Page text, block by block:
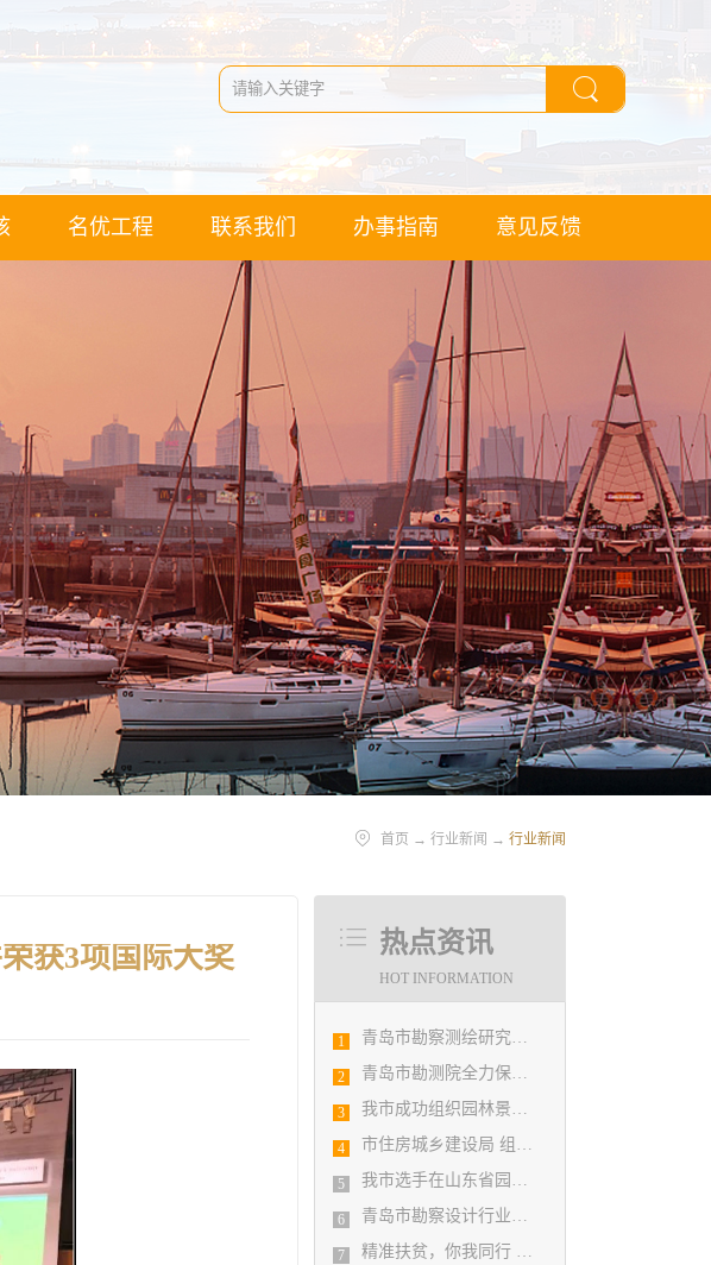
名优工程 联系我们 办事指南 意见反馈
首页 → 行业新闻 → 行业新闻
热点资讯
HOT INFORMATION
1 青岛市勘察测绘研究院参加第29届国际制图大会并荣获3项国际大奖
2 青岛市勘测院全力保障自然灾害普查区县级质检汇交工作
3 我市成功组织园林景观设计创意职业技能竞赛
4 市住房城乡建设局 组织设计人员能力提升培训会
5 我市选手在山东省园林景观设计创意职业技能竞赛中勇夺佳绩
6 青岛市勘察设计行业民事纠纷调解协调中心正式揭牌成立
7 精准扶贫，你我同行 ——协会荣获全市2018年度脱贫攻坚和扶贫协作先进集体
获3项国际大奖